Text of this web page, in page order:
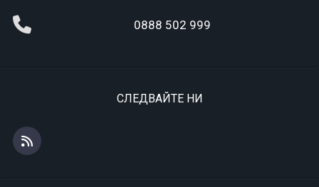
0888 502 999
СЛЕДВАЙТЕ НИ